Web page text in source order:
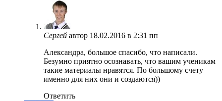
Сергей автор 18.02.2016 в 2:31 пп
Александра, большое спасибо, что написали.
Безумно приятно осознавать, что вашим ученикам
такие материалы нравятся. По большому счету
именно для них они и создаются))
Ответить